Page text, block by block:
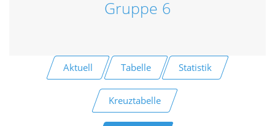
Gruppe 6
Aktuell Tabelle Statistik
Kreuztabelle